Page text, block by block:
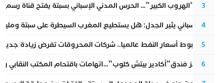
3
عملية “الهروب الكبير”… الحرس المدني الإسباني بسبتة يفتح قناة
4
تقرير إسباني يثير الجدل: هل يستطيع المغرب السيطرة على سبتة
5
رغم هبوط أسعار النفط عالميا.. شركات المحروقات تفرض زيادة
6
أزمة تهز فندق“أكادير بيتش كلوب”…اتهامات باقتحام المكتب النقابي